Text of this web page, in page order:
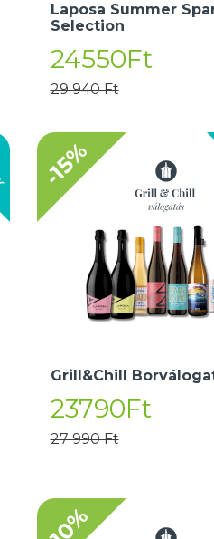
Laposa Summer
Selection
24550Ft
29 940 Ft
-15%
Grill&Chill
23790Ft
27 990 Ft